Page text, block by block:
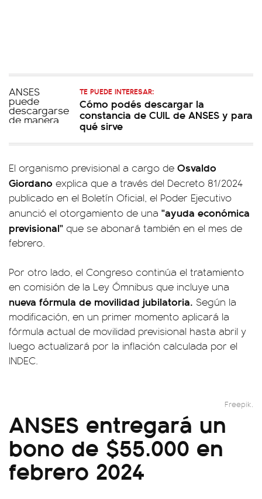
TE PUEDE INTERESAR:
Cómo podés descargar la
constancia de CUIL de ANSES y para
qué sirve
El organismo previsional a cargo de Osvaldo
Giordano explica que a través del Decreto 81/2024
publicado en el Boletín Oficial, el Poder Ejecutivo
anunció el otorgamiento de una "ayuda económica
previsional" que se abonará también en el mes de
febrero.
Por otro lado, el Congreso continúa el tratamiento
en comisión de la Ley Ómnibus que incluye una
nueva fórmula de movilidad jubilatoria. Según la
modificación, en un primer momento aplicará la
fórmula actual de movilidad previsional hasta abril y
luego actualizará por la inflación calculada por el
INDEC.
Freepik.
ANSES entregará un
bono de $55.000 en
febrero 2024